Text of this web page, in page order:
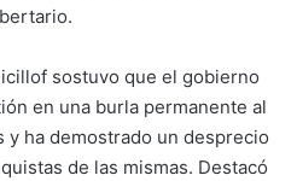
sostuvo que el gobierno
en una burla permanente al
y ha demostrado un desprecio
de las mismas. Destacó